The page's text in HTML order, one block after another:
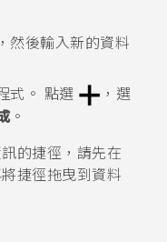
然後輸入新的資料
式。 點選
，選
。
的捷徑，請先在
捷徑拖曳到資料